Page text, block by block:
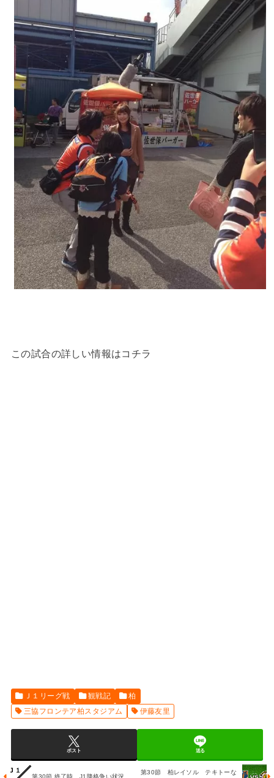
この試合の詳しい情報はコチラ
Ｊ１リーグ戦 観戦記
柏
三協フロンテア柏スタジアム
伊藤友里
ポスト 送る
第30節 終了時 J1降格争い状況
第30節 柏レイソル テキトーな